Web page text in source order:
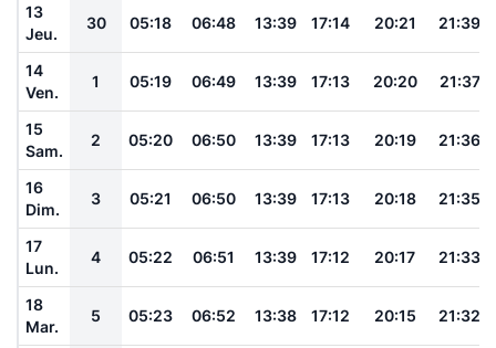
13
Jeu.
30 05:18 06:48 13:39 17:14 20:21 21:39
14
Ven.
1 05:19 06:49 13:39 17:13 20:20 21:37
15
Sam.
2 05:20 06:50 13:39 17:13 20:19 21:36
16
Dim.
3 05:21 06:50 13:39 17:13 20:18 21:35
17
Lun.
4 05:22 06:51 13:39 17:12 20:17 21:33
18
Mar.
5 05:23 06:52 13:38 17:12 20:15 21:32